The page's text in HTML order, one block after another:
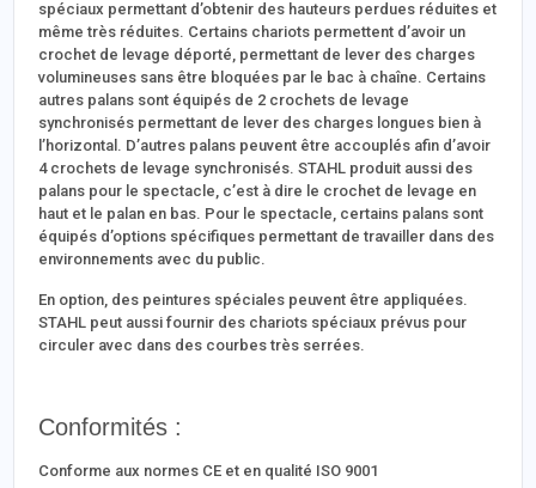
spéciaux permettant d’obtenir des hauteurs perdues réduites et
même très réduites. Certains chariots permettent d’avoir un
crochet de levage déporté, permettant de lever des charges
volumineuses sans être bloquées par le bac à chaîne. Certains
autres palans sont équipés de 2 crochets de levage
synchronisés permettant de lever des charges longues bien à
l’horizontal. D’autres palans peuvent être accouplés afin d’avoir
4 crochets de levage synchronisés. STAHL produit aussi des
palans pour le spectacle, c’est à dire le crochet de levage en
haut et le palan en bas. Pour le spectacle, certains palans sont
équipés d’options spécifiques permettant de travailler dans des
environnements avec du public.
En option, des peintures spéciales peuvent être appliquées.
STAHL peut aussi fournir des chariots spéciaux prévus pour
circuler avec dans des courbes très serrées.
Conformités :
Conforme aux normes CE et en qualité ISO 9001